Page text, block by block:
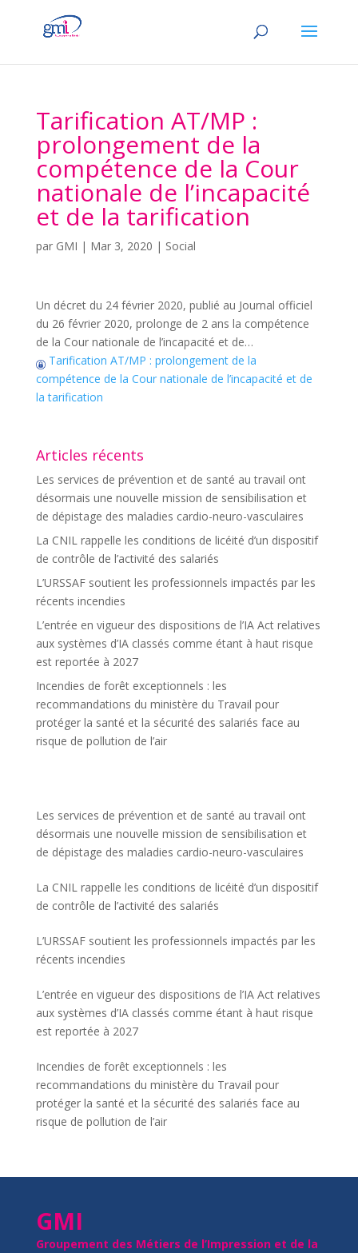
Tarification AT/MP :
prolongement de la
compétence de la Cour
nationale de l’incapacité
et de la tarification
par GMI | Mar 3, 2020 | Social
Un décret du 24 février 2020, publié au Journal officiel
du 26 février 2020, prolonge de 2 ans la compétence
de la Cour nationale de l’incapacité et de…
Tarification AT/MP : prolongement de la
compétence de la Cour nationale de l’incapacité et de
la tarification
Articles récents
Les services de prévention et de santé au travail ont
désormais une nouvelle mission de sensibilisation et
de dépistage des maladies cardio-neuro-vasculaires
La CNIL rappelle les conditions de licéité d’un dispositif
de contrôle de l’activité des salariés
L’URSSAF soutient les professionnels impactés par les
récents incendies
L’entrée en vigueur des dispositions de l’IA Act relatives
aux systèmes d’IA classés comme étant à haut risque
est reportée à 2027
Incendies de forêt exceptionnels : les
recommandations du ministère du Travail pour
protéger la santé et la sécurité des salariés face au
risque de pollution de l’air
Les services de prévention et de santé au travail ont
désormais une nouvelle mission de sensibilisation et
de dépistage des maladies cardio-neuro-vasculaires
La CNIL rappelle les conditions de licéité d’un dispositif
de contrôle de l’activité des salariés
L’URSSAF soutient les professionnels impactés par les
récents incendies
L’entrée en vigueur des dispositions de l’IA Act relatives
aux systèmes d’IA classés comme étant à haut risque
est reportée à 2027
Incendies de forêt exceptionnels : les
recommandations du ministère du Travail pour
protéger la santé et la sécurité des salariés face au
risque de pollution de l’air
GMI
Groupement des Métiers de l’Impression et de la